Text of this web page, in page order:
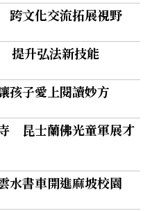
文化交流拓展視野
提升弘法新技能
子愛上閱讀妙方
昆士蘭佛光童軍展才
書車開進麻坡校園